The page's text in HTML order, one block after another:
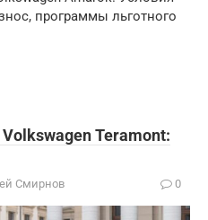
программы льготного
Teramont:
Смирнов 0